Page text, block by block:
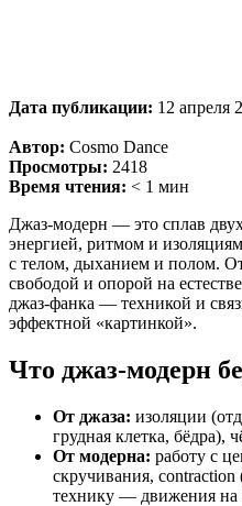
Дата публикации: 12 апреля
Автор: Cosmo Dance
Просмотры: 2418
Время чтения: < 1 мин
Джаз-модерн — это сплав
энергией, ритмом и
с телом, дыханием и полом.
свободой и опорой на
джаз-фанка — техникой и
эффектной «картинкой».
Что джаз-модерн
От джаза: изоляции
грудная клетка,
От модерна: работу с
скручивания,
технику — движения на